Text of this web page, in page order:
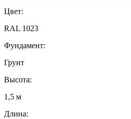
Цвет:
RAL 1023
Фундамент:
Грунт
Высота:
1,5 м
Длина: